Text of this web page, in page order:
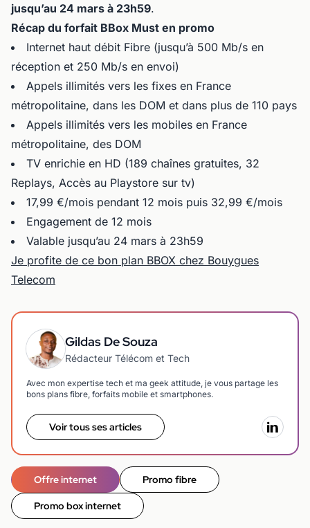
jusqu’au 24 mars à 23h59.
Récap du forfait BBox Must en promo
Internet haut débit Fibre (jusqu’à 500 Mb/s en
réception et 250 Mb/s en envoi)
Appels illimités vers les fixes en France
métropolitaine, dans les DOM et dans plus de 110 pays
Appels illimités vers les mobiles en France
métropolitaine, des DOM
TV enrichie en HD (189 chaînes gratuites, 32
Replays, Accès au Playstore sur tv)
17,99 €/mois pendant 12 mois puis 32,99 €/mois
Engagement de 12 mois
Valable jusqu’au 24 mars à 23h59
Je profite de ce bon plan BBOX chez Bouygues
Telecom
Gildas De Souza
Rédacteur Télécom et Tech
Avec mon expertise tech et ma geek attitude, je vous partage les
bons plans fibre, forfaits mobile et smartphones.
Voir tous ses articles
Offre internet Promo fibre
Promo box internet